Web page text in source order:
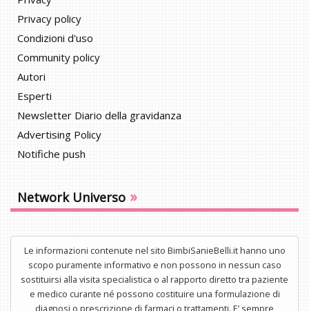
Privacy policy
Condizioni d'uso
Community policy
Autori
Esperti
Newsletter Diario della gravidanza
Advertising Policy
Notifiche push
Network Universo »
Le informazioni contenute nel sito BimbiSanieBelli.it hanno uno
scopo puramente informativo e non possono in nessun caso
sostituirsi alla visita specialistica o al rapporto diretto tra paziente
e medico curante né possono costituire una formulazione di
diagnosi o prescrizione di farmaci o trattamenti. E’ sempre